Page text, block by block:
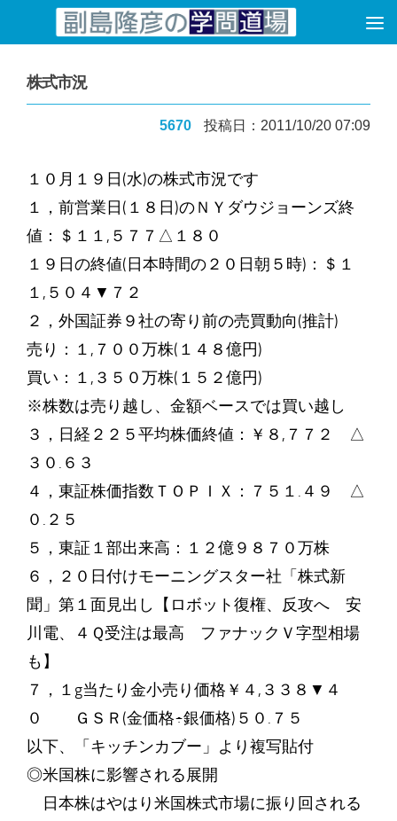
コンテンツへスキップ
株式市況
5670 投稿日：2011/10/20 07:09
１０月１９日(水)の株式市況です
１，前営業日(１８日)のＮＹダウジョーンズ終
値：＄１１,５７７△１８０
１９日の終値(日本時間の２０日朝５時)：＄１
１,５０４▼７２
２，外国証券９社の寄り前の売買動向(推計)
売り：１,７００万株(１４８億円)
買い：１,３５０万株(１５２億円)
※株数は売り越し、金額ベースでは買い越し
３，日経２２５平均株価終値：￥８,７７２ △
３０.６３
４，東証株価指数ＴＯＰＩＸ：７５１.４９ △
０.２５
５，東証１部出来高：１２億９８７０万株
６，２０日付けモーニングスター社「株式新
聞」第１面見出し【ロボット復権、反攻へ 安
川電、４Ｑ受注は最高 ファナックＶ字型相場
も】
７，１g当たり金小売り価格￥４,３３８▼４
０ ＧＳＲ(金価格÷銀価格)５０.７５
以下、「キッチンカブー」より複写貼付
◎米国株に影響される展開
日本株はやはり米国株式市場に振り回される